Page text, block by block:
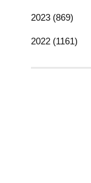
2023 (869)
2022 (1161)